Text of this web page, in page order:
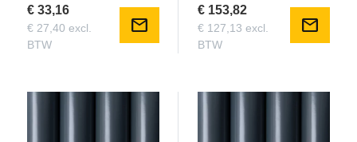
€ 33,16
€ 27,40 excl.
BTW
mail
€ 153,82
€ 127,13 excl.
BTW
mail